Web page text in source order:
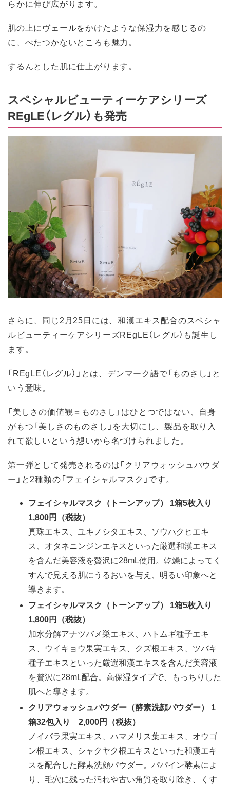
らかに伸び広がります。
肌の上にヴェールをかけたような保湿力を感じるの
に、べたつかないところも魅力。
するんとした肌に仕上がります。
スペシャルビューティーケアシリーズ
REgLE（レグル）も発売
さらに、同じ2月25日には、和漢エキス配合のスペシャ
ルビューティーケアシリーズREgLE（レグル）も誕生し
ます。
「REgLE（レグル）」とは、デンマーク語で「ものさし」と
いう意味。
「美しさの価値観＝ものさし」はひとつではない、自身
がもつ「美しさのものさし」を大切にし、製品を取り入
れて欲しいという想いから名づけられました。
第一弾として発売されるのは「クリアウォッシュパウダ
ー」と2種類の「フェイシャルマスク」です。
フェイシャルマスク（トーンアップ） 1箱5枚入り
1,800円（税抜）
真珠エキス、ユキノシタエキス、ソウハクヒエキ
ス、オタネニンジンエキスといった厳選和漢エキス
を含んだ美容液を贅沢に28mL使用。乾燥によってく
すんで見える肌にうるおいを与え、明るい印象へと
導きます。
フェイシャルマスク（トーンアップ） 1箱5枚入り
1,800円（税抜）
加水分解アナツバメ巣エキス、ハトムギ種子エキ
ス、ウイキョウ果実エキス、クズ根エキス、ツバキ
種子エキスといった厳選和漢エキスを含んだ美容液
を贅沢に28mL配合。高保湿タイプで、もっちりした
肌へと導きます。
クリアウォッシュパウダー（酵素洗顔パウダー） 1
箱32包入り 2,000円（税抜）
ノイバラ果実エキス、ハマメリス葉エキス、オウゴ
ン根エキス、シャクヤク根エキスといった和漢エキ
スを配合した酵素洗顔パウダー。パパイン酵素によ
り、毛穴に残った汚れや古い角質を取り除き、くす